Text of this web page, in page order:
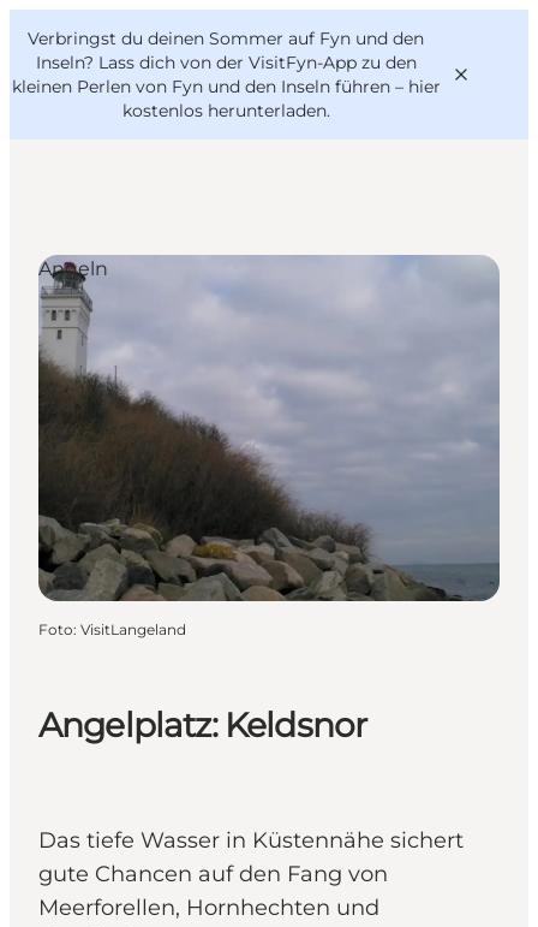
Verbringst du deinen Sommer auf Fyn und den
Inseln? Lass dich von der VisitFyn-App zu den
kleinen Perlen von Fyn und den Inseln führen – hier
kostenlos herunterladen.
Reise Ideen
Outdoor & bike
Essen & trinken
Übernachtung
VisitFyn
Deutsch
Angelplatz: Keldsnor
Das tiefe Wasser in Küstennähe sichert
gute Chancen auf den Fang von
Meerforellen, Hornhechten und
Angeln
Foto: VisitLangeland